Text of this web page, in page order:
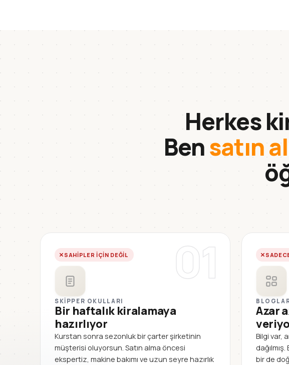
Herkes
Bensatın
01
SAHIPLER IÇIN DEĞIL
SKIPPER OKULLARI
Bir haftalık kiralamaya
hazırlıyor
Kurstan sonra sezonluk bir çarter şirketinin
müşterisi oluyorsun. Satın alma öncesi
ekspertiz, makine bakımı ve uzun seyre hazırlık
Azar
Bilgi var,
bir de